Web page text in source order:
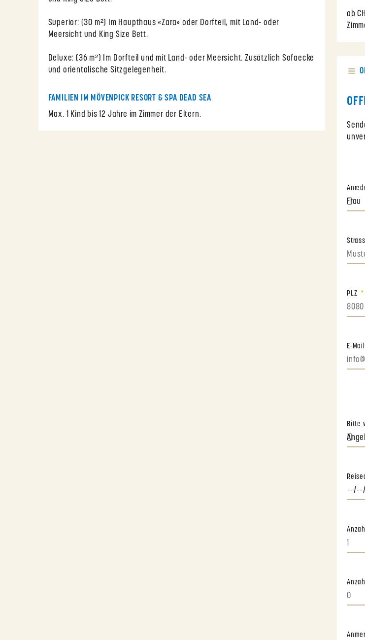
Superior: (30 m²) Im Haupthaus «Zara» oder Dorfteil, mit Land- oder
Meersicht und King Size Bett.
Deluxe: (36 m²) Im Dorfteil und mit Land- oder Meersicht. Zusätzlich Sofaecke
und orientalische Sitzgelegenheit.
FAMILIEN IM MÖVENPICK RESORT & SPA DEAD SEA
Max. 1 Kind bis 12 Jahre im Zimmer der Eltern.
ab
PLZ
E-Mail
Bitte